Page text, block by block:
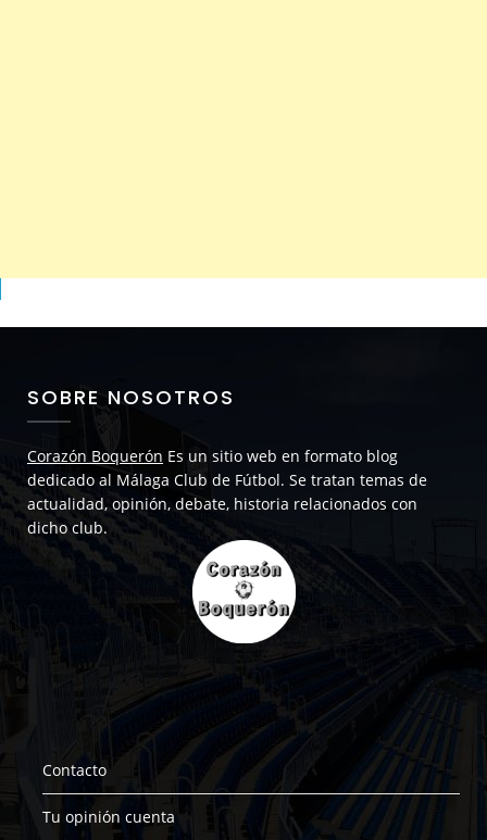
SOBRE NOSOTROS
Corazón Boquerón Es un sitio web en formato blog
dedicado al Málaga Club de Fútbol. Se tratan temas de
actualidad, opinión, debate, historia relacionados con
dicho club.
Contacto
Tu opinión cuenta